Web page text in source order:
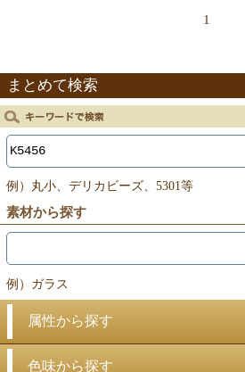
1
まとめて検索
例）丸小、デリカビーズ、5301等
素材から探す
例）ガラス
属性から探す
色味から探す